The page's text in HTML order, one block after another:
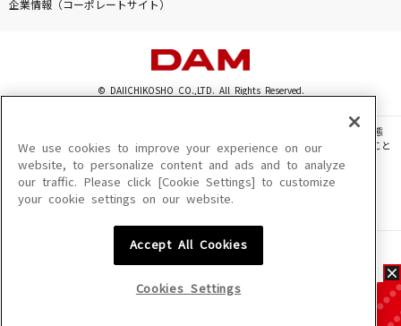
企業情報（コーポレートサイト）
© DAIICHIKOSHO CO.,LTD. All Rights Reserved.
このサイトに掲載されている一切の文章・画像・写真・動画・音声等を、手段や形態
を問わず、著作権法の定める範囲を超えて無断で複製、転載、ファイル化などすること
を禁じます。
楽曲及びコンテンツは、機種によりご利用いただけない場合があります。
楽曲及びコンテンツの配信日、配信内容が変更になる場合があります。
We use cookies to improve your experience on our
website, to personalize content and ads and to analyze
our traffic. Please click [Cookie Settings] to customize
your cookie settings on our website.
Accept All Cookies
Cookies Settings